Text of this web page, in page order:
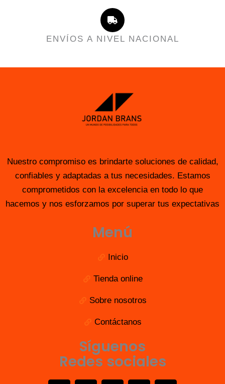
ENVÍOS A NIVEL NACIONAL
Nuestro compromiso es brindarte soluciones de calidad,
confiables y adaptadas a tus necesidades. Estamos
comprometidos con la excelencia en todo lo que
hacemos y nos esforzamos por superar tus expectativas
Menú
Inicio
Tienda online
Sobre nosotros
Contáctanos
Síguenos
Redes sociales